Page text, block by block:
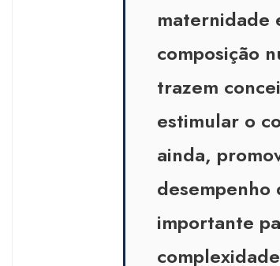
maternidade
composição
trazem
estimular o
ainda,
desempenho
importante